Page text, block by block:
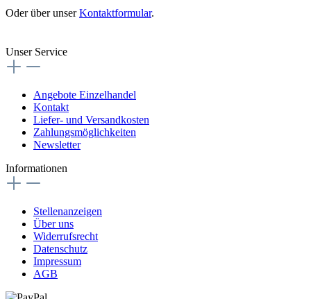
Oder über unserKontaktformular.
Unser Service
Angebote Einzelhandel
Kontakt
Liefer- und Versandkosten
Zahlungsmöglichkeiten
Newsletter
Informationen
Stellenanzeigen
Über uns
Widerrufsrecht
Datenschutz
Impressum
AGB